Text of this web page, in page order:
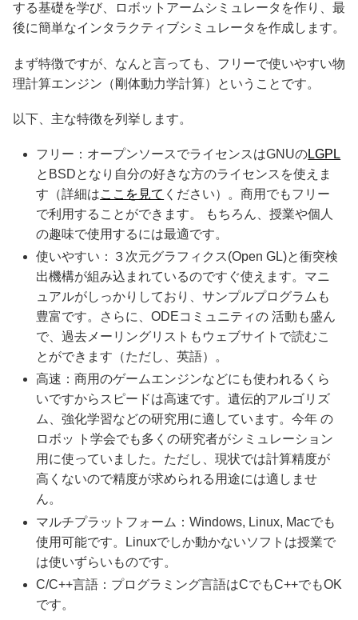
する基礎を学び、ロボットアームシミュレータを作り、最
後に簡単なインタラクティブシミュレータを作成します。
まず特徴ですが、なんと言っても、フリーで使いやすい物
理計算エンジン（剛体動力学計算）ということです。
以下、主な特徴を列挙します。
フリー：オープンソースでライセンスはGNUのLGPL
とBSDとなり自分の好きな方のライセンスを使えま
す（詳細はここを見て ください）。商用でもフリー
で利用することができます。 もちろん、授業や個人
の趣味で使用するには最適です。
使いやすい：３次元グラフィクス(Open GL)と衝突検
出機構が組み込まれているのですぐ使えます。マニ
ュアルがしっかりしており、サンプルプログラムも
豊富です。さらに、ODEコミュニティの 活動も盛ん
で、過去メーリングリストもウェブサイトで読むこ
とができます（ただし、英語）。
高速：商用のゲームエンジンなどにも使われるくら
いですからスピードは高速です。遺伝的アルゴリズ
ム、強化学習などの研究用に適しています。今年 の
ロボッ ト学会でも多くの研究者がシミュレーション
用に使っていました。ただし、現状では計算精度が
高くないので精度が求められる用途には適しませ
ん。
マルチプラットフォーム：Windows, Linux, Macでも
使用可能です。Linuxでしか動かないソフトは授業で
は使いずらいものです。
C/C++言語：プログラミング言語はCでもC++でもOK
です。